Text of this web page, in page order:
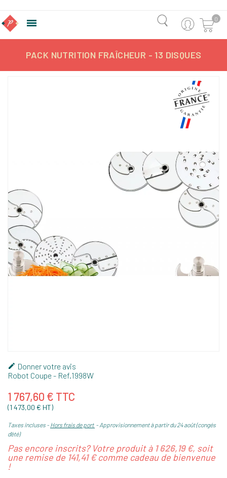
 0
PACK NUTRITION FRAÎCHEUR - 13 DISQUES
 Donner votre avis
Robot Coupe - Ref. 1998W
1 767,60 € TTC
(1 473,00 € HT)
Taxes incluses Hors frais de port
Approvisionnement à partir du 24 août (congés
d'été)
Pas encore inscrits? Votre produit à 1 626,19 €, soit
une remise de 141,41 €comme cadeau de bienvenue
!